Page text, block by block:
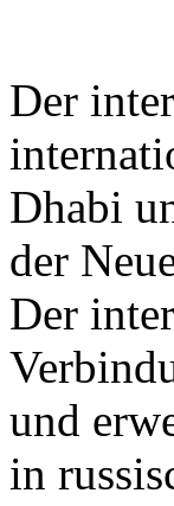
Der
Dhabi
der
Der
und
in